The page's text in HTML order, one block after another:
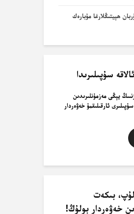
ھېيتىڭلارغا مۇبارەك
سۇپىلىرىدا
يېڭى مەزمۇنلىرىدىن
ئارقىلىقمۇ خەۋەردار
بىكەت
خەۋەردار بولۇڭ!